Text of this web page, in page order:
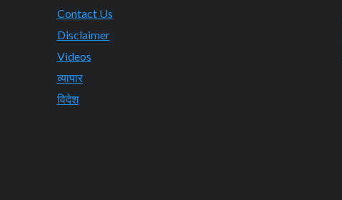
Contact Us
Disclaimer
Videos
व्यापार
विदेश